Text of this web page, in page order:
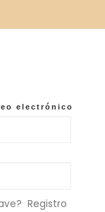
electrónico
Registro